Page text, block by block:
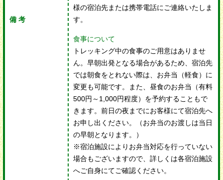
備 考
様の宿泊先または携帯電話にご連絡いたしま
す。
食事について
トレッキング中の食事のご用意はありませ
ん。早朝出発となる場合があるため、宿泊先
では朝食をとれない際は、お弁当（軽食）に
変更も可能です。また、昼食のお弁当（有料
500円～1,000円程度）を予約することもで
きます。前日の夜までにお客様にて宿泊先へ
お申し出ください。（お弁当のお渡しは当日
の早朝となります。）
※宿泊施設によりお弁当対応を行っていない
場合もございますので、詳しくは各宿泊施設
へご自身にてご確認ください。